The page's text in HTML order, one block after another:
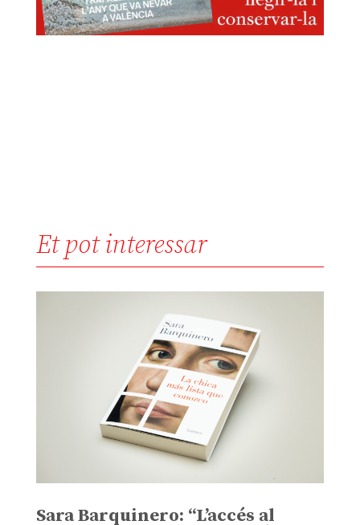
Et pot interessar
Sara Barquinero: “L’accés al